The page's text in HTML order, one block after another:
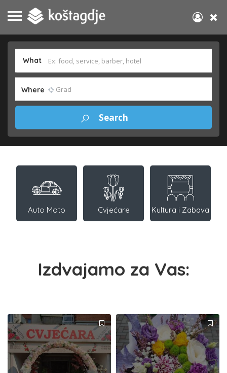
What
Where
Auto Moto Cvjećare Kultura i Zabava
Izdvajamo za Vas: